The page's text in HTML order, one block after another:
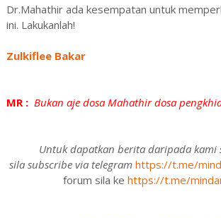
Dr.Mahathir ada kesempatan untuk
ini. Lakukanlah!
Zulkiflee Bakar
MR :Bukan aje dosa Mahathir dosa
Untuk dapatkan berita daripada kami
sila subscribe via telegram https://t.me/
forum sila ke https://t.me/